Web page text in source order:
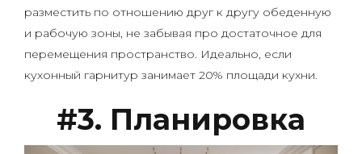
разместить по отношению друг к другу обеденную
и рабочую зоны, не забывая про достаточное для
перемещения пространство. Идеально, если
кухонный гарнитур занимает 20% площади кухни.
#3. Планировка